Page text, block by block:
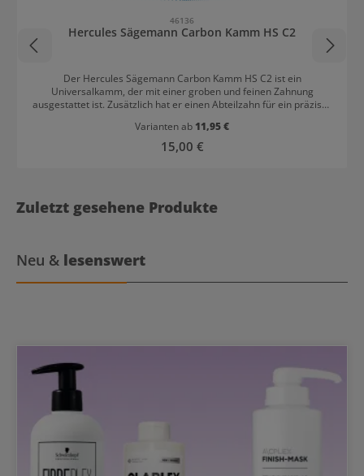
46136
Hercules Sägemann Carbon Kamm HS C2
Der Hercules Sägemann Carbon Kamm HS C2 ist ein
Universalkamm, der mit einer groben und feinen Zahnung
ausgestattet ist. Zusätzlich hat er einen Abteilzahn für ein präzises
hochwertige Kamm aus Carbon ist hitze- und chemikalienresistent
und somit für viele verschiedene Stylings einsetzbar. Das Material
ist antistatisch und verhindert, dass sich die Haare beim Kämmen
Varianten ab 11,95 €
Regulärer Preis:
15,00 €
Zuletzt gesehene Produkte
Neu & lesenswert